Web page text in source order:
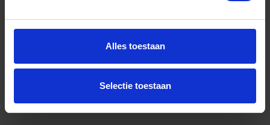
Alles toestaan
Selectie toestaan
Bestel nu!